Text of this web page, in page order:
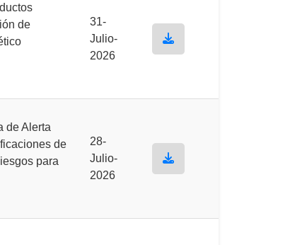
de
31-
Julio-
2026
de Alerta
de
para
28-
Julio-
2026